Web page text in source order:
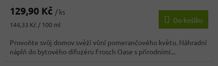
produktu
4,7
z
hvězdiček.
129,90 Kč / ks
Měrná
144,33 Kč / 100 ml
Do košíku
Provoňte svůj domov svěží vůní pomerančového květu. Náhradní
náplň do bytového difuzéru Frosch Oase s přírodními...